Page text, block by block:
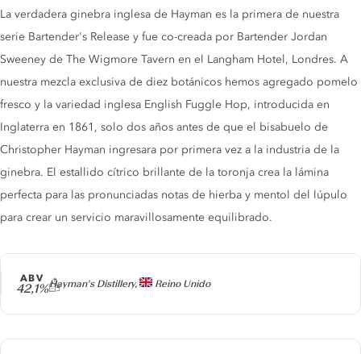
Producer
Hayman's Distillery, Reino Unido
ABV
42,1%
Gin description
La verdadera ginebra inglesa de Hayman es la primera de nuestra
serie Bartender's Release y fue co-creada por Bartender Jordan
Sweeney de The Wigmore Tavern en el Langham Hotel, Londres. A
nuestra mezcla exclusiva de diez botánicos hemos agregado pomelo
fresco y la variedad inglesa English Fuggle Hop, introducida en
Inglaterra en 1861, solo dos años antes de que el bisabuelo de
Christopher Hayman ingresara por primera vez a la industria de la
ginebra. El estallido cítrico brillante de la toronja crea la lámina
perfecta para las pronunciadas notas de hierba y mentol del lúpulo
para crear un servicio maravillosamente equilibrado.